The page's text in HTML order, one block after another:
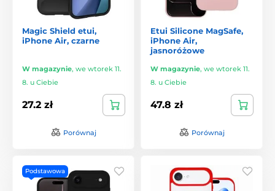
Magic Shield etui,
iPhone Air, czarne
W magazynie, we wtorek 11.
8. u Ciebie
27.2 zł
Porównaj
Etui Silicone MagSafe,
iPhone Air,
jasnoróżowe
W magazynie, we wtorek 11.
8. u Ciebie
47.8 zł
Porównaj
Podstawowa